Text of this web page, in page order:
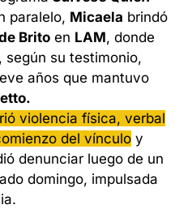
paralelo, Micaela brindó
Brito en LAM, donde
según su testimonio,
años que mantuvo
violencia física, verbal
del vínculo y
denunciar luego de un
domingo, impulsada